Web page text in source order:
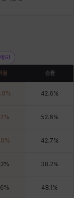
요!
률 승률
% 42.6%
% 52.6%
% 42.7%
% 38.2%
% 48.1 %